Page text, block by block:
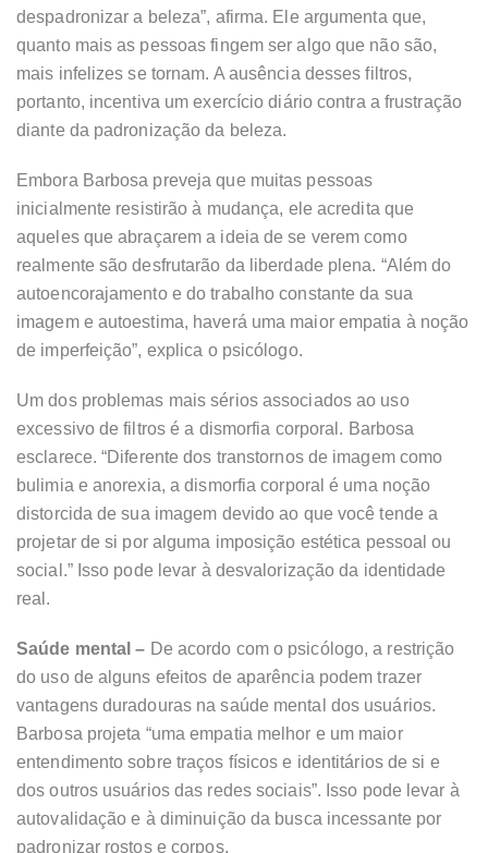
despadronizar a beleza”, afirma. Ele argumenta que,
quanto mais as pessoas fingem ser algo que não são,
mais infelizes se tornam. A ausência desses filtros,
portanto, incentiva um exercício diário contra a frustração
diante da padronização da beleza.
Embora Barbosa preveja que muitas pessoas
inicialmente resistirão à mudança, ele acredita que
aqueles que abraçarem a ideia de se verem como
realmente são desfrutarão da liberdade plena. “Além do
autoencorajamento e do trabalho constante da sua
imagem e autoestima, haverá uma maior empatia à noção
de imperfeição”, explica o psicólogo.
Um dos problemas mais sérios associados ao uso
excessivo de filtros é a dismorfia corporal. Barbosa
esclarece. “Diferente dos transtornos de imagem como
bulimia e anorexia, a dismorfia corporal é uma noção
distorcida de sua imagem devido ao que você tende a
projetar de si por alguma imposição estética pessoal ou
social.” Isso pode levar à desvalorização da identidade
real.
Saúde mental – De acordo com o psicólogo, a restrição
do uso de alguns efeitos de aparência podem trazer
vantagens duradouras na saúde mental dos usuários.
Barbosa projeta “uma empatia melhor e um maior
entendimento sobre traços físicos e identitários de si e
dos outros usuários das redes sociais”. Isso pode levar à
autovalidação e à diminuição da busca incessante por
padronizar rostos e corpos.